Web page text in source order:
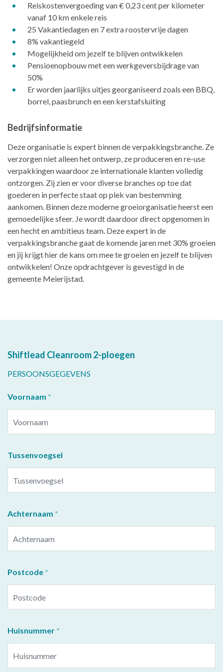
Reiskostenvergoeding van € 0,23 cent per kilometer
vanaf 10 km enkele reis
25 Vakantiedagen en 7 extra roostervrije dagen
8% vakantiegeld
Mogelijkheid om jezelf te blijven ontwikkelen
Pensioenopbouw met een werkgeversbijdrage van
50%
Er worden jaarlijks uitjes georganiseerd zoals een BBQ,
borrel, paasbrunch en een kerstafsluiting
Bedrijfsinformatie
Deze organisatie is expert binnen de verpakkingsbranche. Ze
verzorgen niet alleen het ontwerp, ze produceren en re-use
verpakkingen waardoor ze internationale klanten volledig
ontzorgen. Zij zien er voor diverse branches op toe dat
goederen in perfecte staat op plek van bestemming
aankomen. Binnen deze moderne groeiorganisatie heerst een
gemoedelijke sfeer. Je wordt daardoor direct opgenomen in
een hecht en ambitieus team. Deze expert in de
verpakkingsbranche gaat de komende jaren met 30% groeien
en jij krijgt hier de kans om mee te groeien en jezelf te blijven
ontwikkelen! Onze opdrachtgever is gevestigd in de
gemeente Meierijstad.
Shiftlead Cleanroom 2-ploegen
PERSOONSGEGEVENS
Voornaam
Tussenvoegsel
Achternaam
Postcode
Huisnummer